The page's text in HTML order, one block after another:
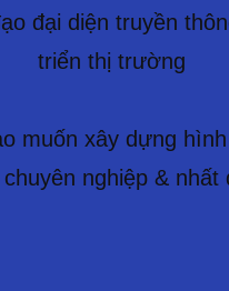
đại diện truyền
triển thị trường
muốn xây dựng
nghiệp & nhất